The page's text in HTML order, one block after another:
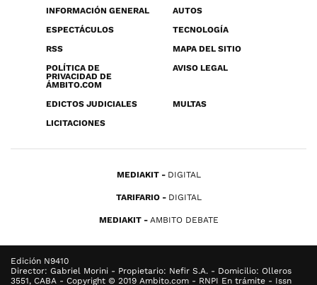
INFORMACIÓN GENERAL
AUTOS
ESPECTÁCULOS
TECNOLOGÍA
RSS
MAPA DEL SITIO
POLÍTICA DE
PRIVACIDAD DE
ÁMBITO.COM
AVISO LEGAL
EDICTOS JUDICIALES
MULTAS
LICITACIONES
MEDIAKIT DIGITAL
TARIFARIO DIGITAL
MEDIAKIT AMBITO DEBATE
Edición N9410
Director: Gabriel Morini - Propietario: Nefir S.A. - Domicilio: Olleros
3551, CABA - Copyright © 2019 Ambito.com - RNPI En trámite - Issn